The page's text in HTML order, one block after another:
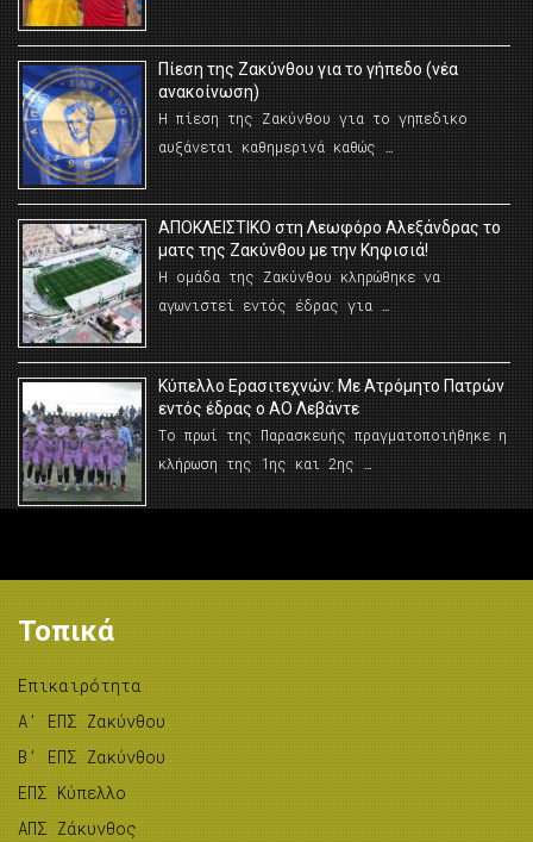
Πίεση της Ζακύνθου για το γήπεδο (νέα
ανακοίνωση)
Η πίεση της Ζακύνθου για το γηπεδικο
αυξάνεται καθημερινά καθώς …
AΠΟΚΛΕΙΣΤΙΚΟ στη Λεωφόρο Αλεξάνδρας το
ματς της Ζακύνθου με την Κηφισιά!
Η ομάδα της Ζακύνθου κληρώθηκε να
αγωνιστεί εντός έδρας για …
Κύπελλο Ερασιτεχνών: Με Ατρόμητο Πατρών
εντός έδρας ο ΑΟ Λεβάντε
Το πρωί της Παρασκευής πραγματοποιήθηκε η
κλήρωση της 1ης και 2ης …
Τοπικά
Επικαιρότητα
A’ ΕΠΣ Ζακύνθου
B’ ΕΠΣ Ζακύνθου
ΕΠΣ Κύπελλο
ΑΠΣ Ζάκυνθος